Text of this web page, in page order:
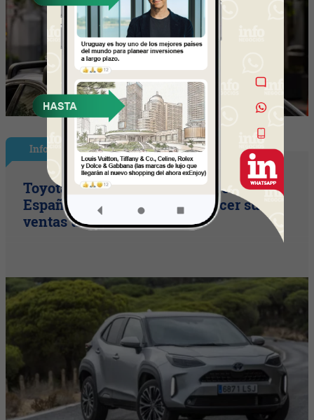
InfoNegocios España
Toyota consolida su liderazgo en
España en julio tras hacer crecer sus
ventas un 10% en 2026